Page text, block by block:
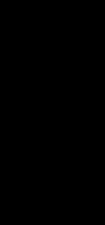
WTS-
出现该页
1.你的请求是黑
2.你的请求合